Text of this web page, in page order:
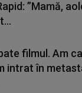
”Mamă,
filmul. Am
intrat în